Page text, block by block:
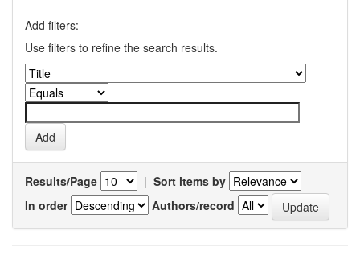
Add filters:
Use filters to refine the search results.
Results/Page | Sort items by
In order
Authors/record